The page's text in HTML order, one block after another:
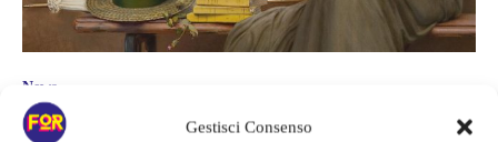
Gestisci Consenso
News
VITTORIO CORCOS A PALAZZO